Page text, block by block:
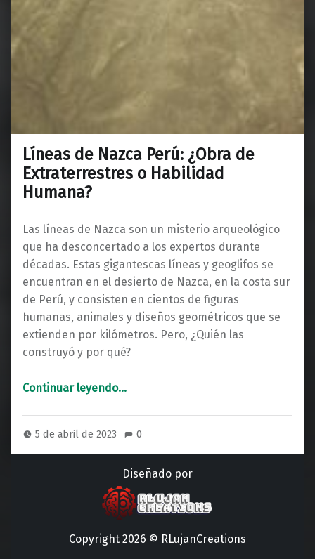
Líneas de Nazca Perú: ¿Obra de
Extraterrestres o Habilidad
Humana?
Las líneas de Nazca son un misterio arqueológico
que ha desconcertado a los expertos durante
décadas. Estas gigantescas líneas y geoglifos se
encuentran en el desierto de Nazca, en la costa sur
de Perú, y consisten en cientos de figuras
humanas, animales y diseños geométricos que se
extienden por kilómetros. Pero, ¿Quién las
construyó y por qué?
Continuar leyendo“Líneas de Nazca Perú: ¿Obra de Extraterrestres o Habilidad Humana?”
…
5 de abril de 2023 0
Diseñado por
Copyright 2026 © RLujanCreations